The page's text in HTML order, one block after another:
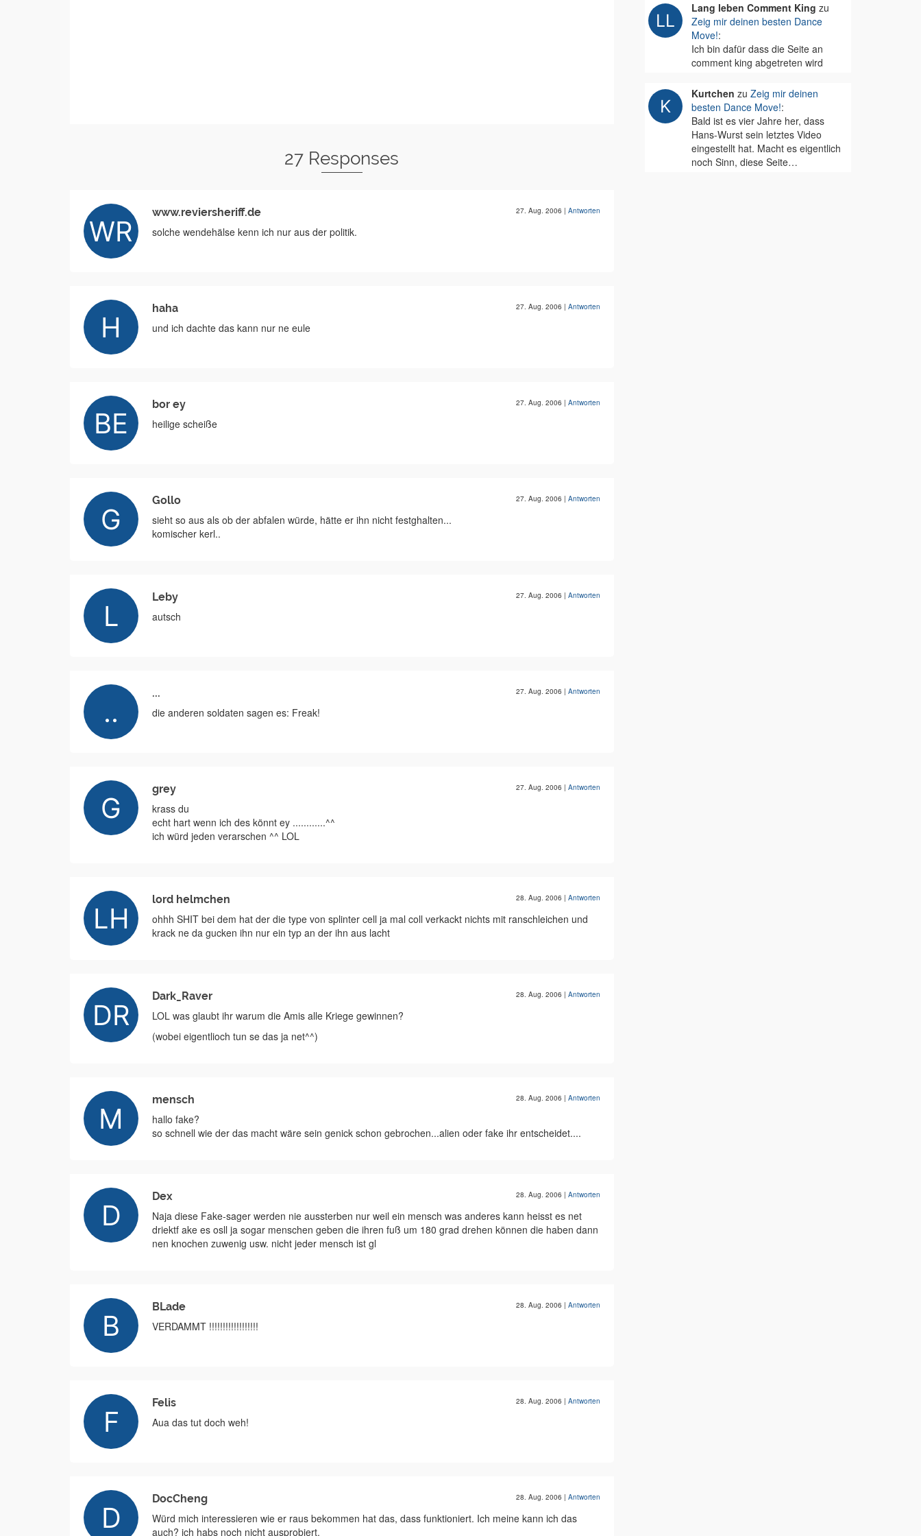
27 Responses
www.reviersheriff.de 27. Aug. 2006 | Antworten
solche wendehälse kenn ich nur aus der politik.
haha 27. Aug. 2006 | Antworten
und ich dachte das kann nur ne eule
bor ey 27. Aug. 2006 | Antworten
heilige scheiße
Gollo 27. Aug. 2006 | Antworten
sieht so aus als ob der abfalen würde, hätte er ihn nicht festghalten...
komischer kerl..
Leby 27. Aug. 2006 | Antworten
autsch
... 27. Aug. 2006 | Antworten
die anderen soldaten sagen es: Freak!
grey 27. Aug. 2006 | Antworten
krass du
echt hart wenn ich des könnt ey ............^^
ich würd jeden verarschen ^^ LOL
lord helmchen 28. Aug. 2006 | Antworten
ohhh SHIT bei dem hat der die type von splinter cell ja mal coll verkackt nichts mit ranschleichen und
krack ne da gucken ihn nur ein typ an der ihn aus lacht
Dark_Raver 28. Aug. 2006 | Antworten
LOL was glaubt ihr warum die Amis alle Kriege gewinnen?
(wobei eigentlioch tun se das ja net^^)
mensch 28. Aug. 2006 | Antworten
hallo fake?
so schnell wie der das macht wäre sein genick schon gebrochen...alien oder fake ihr entscheidet....
Dex 28. Aug. 2006 | Antworten
Naja diese Fake-sager werden nie aussterben nur weil ein mensch was anderes kann heisst es net
driektf ake es osll ja sogar menschen geben die ihren fuß um 180 grad drehen können die haben dann
nen knochen zuwenig usw. nicht jeder mensch ist gl
BLade 28. Aug. 2006 | Antworten
VERDAMMT !!!!!!!!!!!!!!!!!!
Felis 28. Aug. 2006 | Antworten
Aua das tut doch weh!
DocCheng 28. Aug. 2006 | Antworten
Würd mich interessieren wie er raus bekommen hat das, dass funktioniert. Ich meine kann ich das
auch? ich habs noch nicht ausprobiert.
Lang leben Comment King zu
Zeig mir deinen besten Dance
Move!:
Ich bin dafür dass die Seite an
comment king abgetreten wird
Kurtchen zu Zeig mir deinen
besten Dance Move!:
Bald ist es vier Jahre her, dass
Hans-Wurst sein letztes Video
eingestellt hat. Macht es eigentlich
noch Sinn, diese Seite…